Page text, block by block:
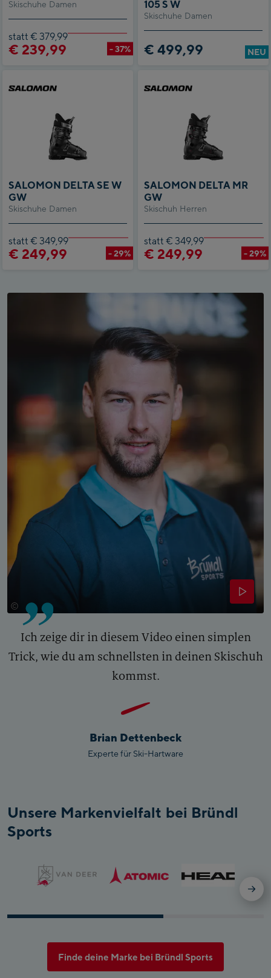
Skischuhe Damen
statt € 379,99
€ 239,99 - 37%
Skischuhe Damen
105 S W
€ 499,99 NEU
Skischuhe Damen
SALOMON DELTA SE W
GW
statt € 349,99
€ 249,99 - 29%
Skischuh Herren
SALOMON DELTA MR
GW
statt € 349,99
€ 249,99 - 29%
© Juergen Feichter
Ich zeige dir in diesem Video einen simplen
Trick, wie du am schnellsten in deinen Skischuh
kommst.
Brian Dettenbeck
Experte für Ski-Hartware
Unsere Markenvielfalt bei Bründl
Sports
Finde deine Marke bei Bründl Sports